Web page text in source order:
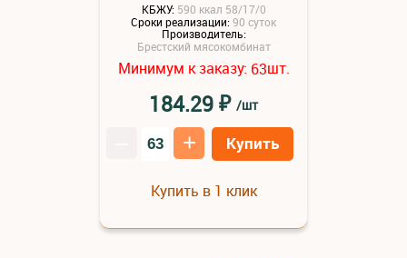
КБЖУ: 590 ккал 58/17/0
Сроки реализации:90 суток
Производитель:
Брестский мясокомбинат
Минимум к заказу: 63шт.
184.29₽ /шт
+ Купить
Купить в 1 клик